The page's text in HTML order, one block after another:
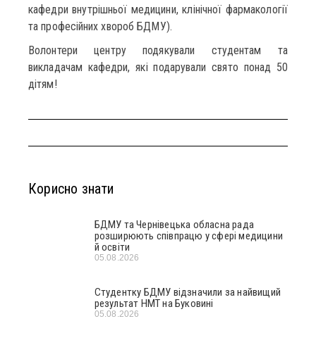
кафедри внутрішньої медицини, клінічної фармакології
та професійних хвороб БДМУ).
Волонтери центру подякували студентам та
викладачам кафедри, які подарували свято понад 50
дітям!
Корисно знати
БДМУ та Чернівецька обласна рада
розширюють співпрацю у сфері медицини
й освіти
05.08.2026
Студентку БДМУ відзначили за найвищий
результат НМТ на Буковині
05.08.2026